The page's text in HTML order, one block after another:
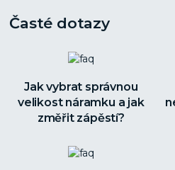
Časté dotazy
Jak vybrat správnou
velikost náramku a jak
změřit zápěstí?